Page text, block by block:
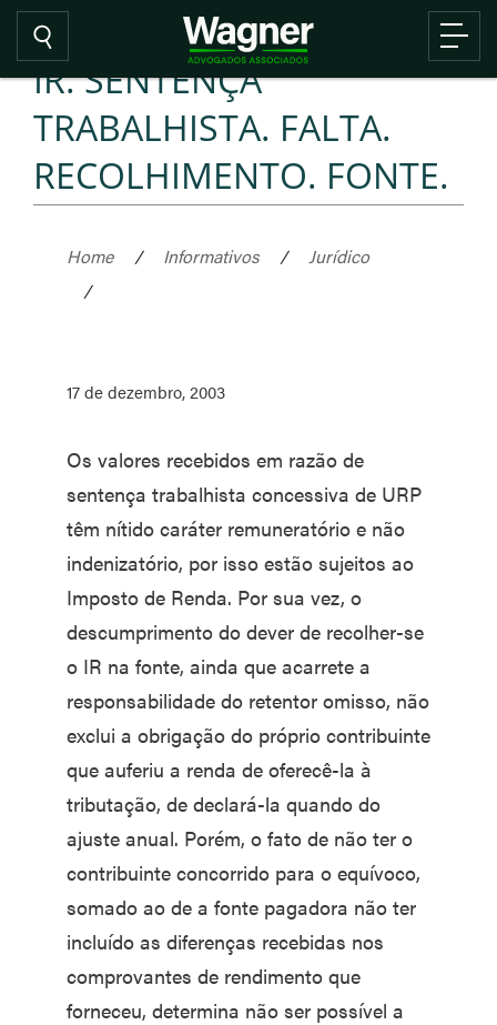
IR. SENTENÇA
TRABALHISTA. FALTA.
RECOLHIMENTO. FONTE.
Home / Informativos /
Jurídico
/
17 de dezembro, 2003
Os valores recebidos em razão de
sentença trabalhista concessiva de URP
têm nítido caráter remuneratório e não
indenizatório, por isso estão sujeitos ao
Imposto de Renda. Por sua vez, o
descumprimento do dever de recolher-se
o IR na fonte, ainda que acarrete a
responsabilidade do retentor omisso, não
exclui a obrigação do próprio contribuinte
que auferiu a renda de oferecê-la à
tributação, de declará-la quando do
ajuste anual. Porém, o fato de não ter o
contribuinte concorrido para o equívoco,
somado ao de a fonte pagadora não ter
incluído as diferenças recebidas nos
comprovantes de rendimento que
forneceu, determina não ser possível a